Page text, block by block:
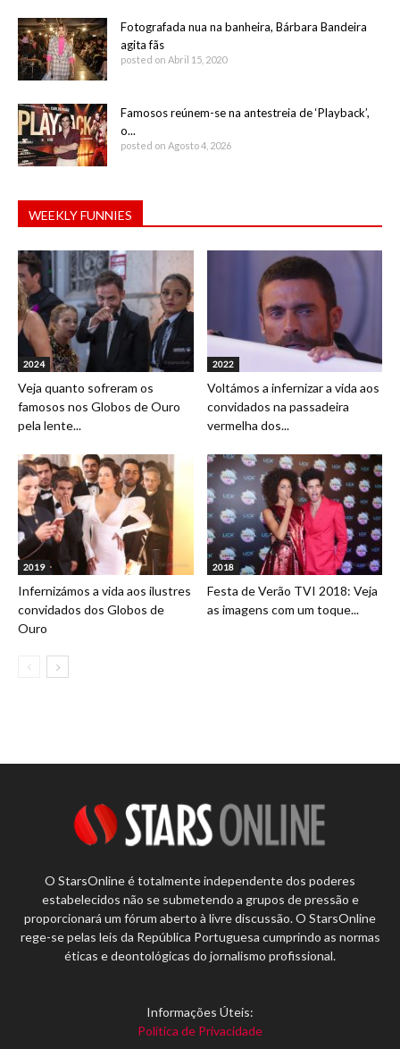
Fotografada nua na banheira, Bárbara Bandeira
agita fãs
posted on Abril 15, 2020
Famosos reúnem-se na antestreia de ‘Playback’,
o...
posted on Agosto 4, 2026
WEEKLY FUNNIES
2024
Veja quanto sofreram os
famosos nos Globos de Ouro
pela lente...
2022
Voltámos a infernizar a vida aos
convidados na passadeira
vermelha dos...
2019
Infernizámos a vida aos ilustres
convidados dos Globos de
Ouro
2018
Festa de Verão TVI 2018: Veja
as imagens com um toque...
O StarsOnline é totalmente independente dos poderes
estabelecidos não se submetendo a grupos de pressão e
proporcionará um fórum aberto à livre discussão. O StarsOnline
rege-se pelas leis da República Portuguesa cumprindo as normas
éticas e deontológicas do jornalismo profissional.
Informações Úteis:
Política de Privacidade